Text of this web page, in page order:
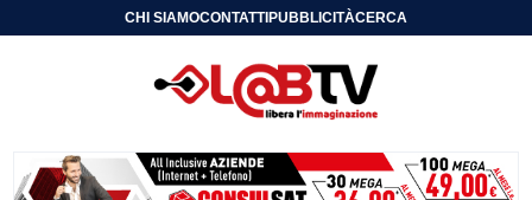
CHI SIAMOCONTATTIPUBBLICITÀCERCA